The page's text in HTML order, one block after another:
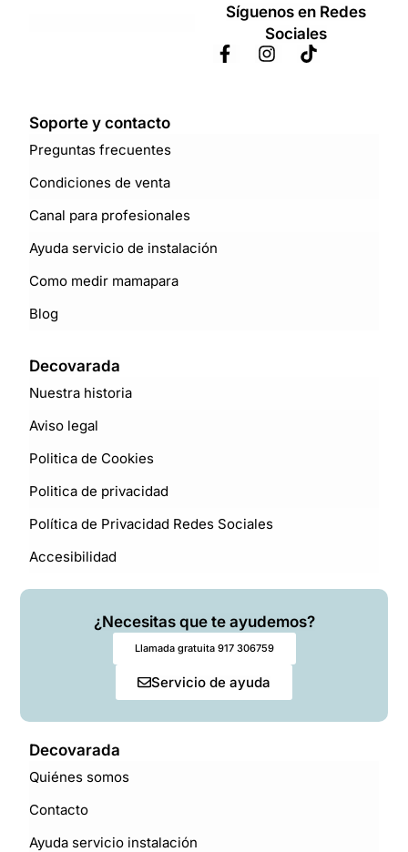
Síguenos en Redes
Sociales
Soporte y contacto
Preguntas frecuentes
Condiciones de venta
Canal para profesionales
Ayuda servicio de instalación
Como medir mamapara
Blog
Decovarada
Nuestra historia
Aviso legal
Politica de Cookies
Politica de privacidad
Política de Privacidad Redes Sociales
Accesibilidad
¿Necesitas que te ayudemos?
Llamada gratuita 917 306759
Servicio de ayuda
Decovarada
Quiénes somos
Contacto
Ayuda servicio instalación